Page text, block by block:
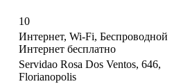
10
Интернет, Wi-Fi, Беспроводной
Интернет бесплатно
Servidao Rosa Dos Ventos, 646,
Florianopolis